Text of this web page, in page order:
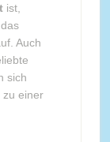
ist,
Auch
sich
zu einer